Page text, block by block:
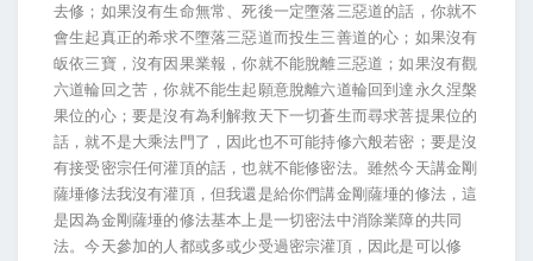
去修；如果沒有生命無常、死後一定墮落三惡道的話，你就不
會生起真正的希求不墮落三惡道而投生三善道的心；如果沒有
皈依三寶，沒有因果業報，你就不能脫離三惡道；如果沒有觀
六道輪回之苦，你就不能生起願意脫離六道輪回到達永久涅槃
果位的心；要是沒有為利解救天下一切蒼生而尋求菩提果位的
話，就不是大乘法門了，因此也不可能持修六般若密；要是沒
有接受密宗任何灌頂的話，也就不能修密法。雖然今天講金剛
薩埵修法我沒有灌頂，但我還是給你們講金剛薩埵的修法，這
是因為金剛薩埵的修法基本上是一切密法中消除業障的共同
法。今天參加的人都或多或少受過密宗灌頂，因此是可以修